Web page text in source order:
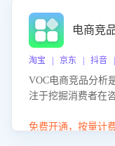
电商竞
淘宝 | 京东 | 抖音
VOC电商竞品分析
注于挖掘消费者在
商品信息，进行多
免费开通，按量计